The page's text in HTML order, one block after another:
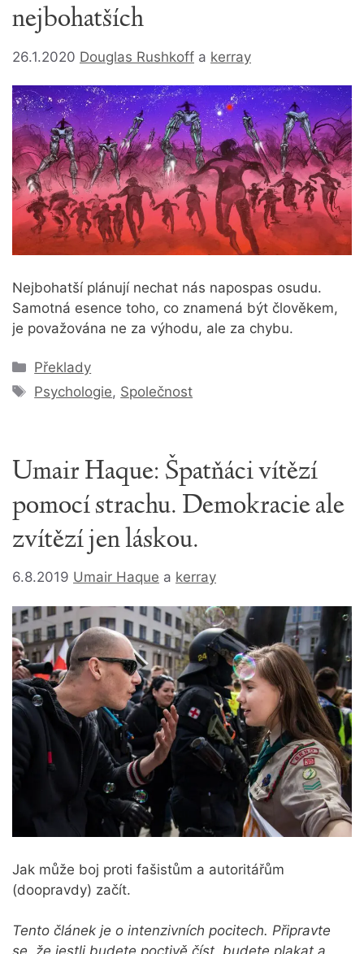
nejbohatších
26.1.2020 Douglas Rushkoff a kerray
Nejbohatší plánují nechat nás napospas osudu.
Samotná esence toho, co znamená být člověkem,
je považována ne za výhodu, ale za chybu.
Rubriky
Překlady
Štítky
Psychologie, Společnost
Umair Haque: Špatňáci vítězí
pomocí strachu. Demokracie ale
zvítězí jen láskou.
6.8.2019 Umair Haque a kerray
Jak může boj proti fašistům a autoritářům
(doopravdy) začít.
Tento článek je o intenzivních pocitech. Připravte